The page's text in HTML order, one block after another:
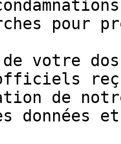
pour
votre
de
données